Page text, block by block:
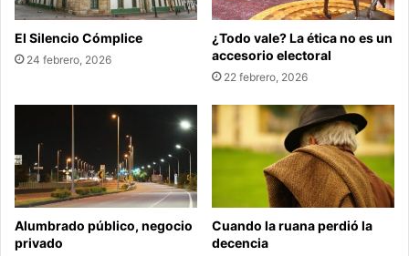
El Silencio Cómplice
24 febrero, 2026
¿Todo vale? La ética no es un
accesorio electoral
22 febrero, 2026
Alumbrado público, negocio
privado
Cuando la ruana perdió la
decencia